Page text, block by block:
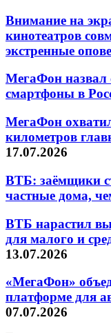
Внимание на
кинотеатров
экстренные
МегаФон назвал
смартфоны в
МегаФон
километров
17.07.2026
ВТБ: заёмщики
частные дома,
ВТБ нарастил
для малого и
13.07.2026
«МегаФон»
платформе для
07.07.2026